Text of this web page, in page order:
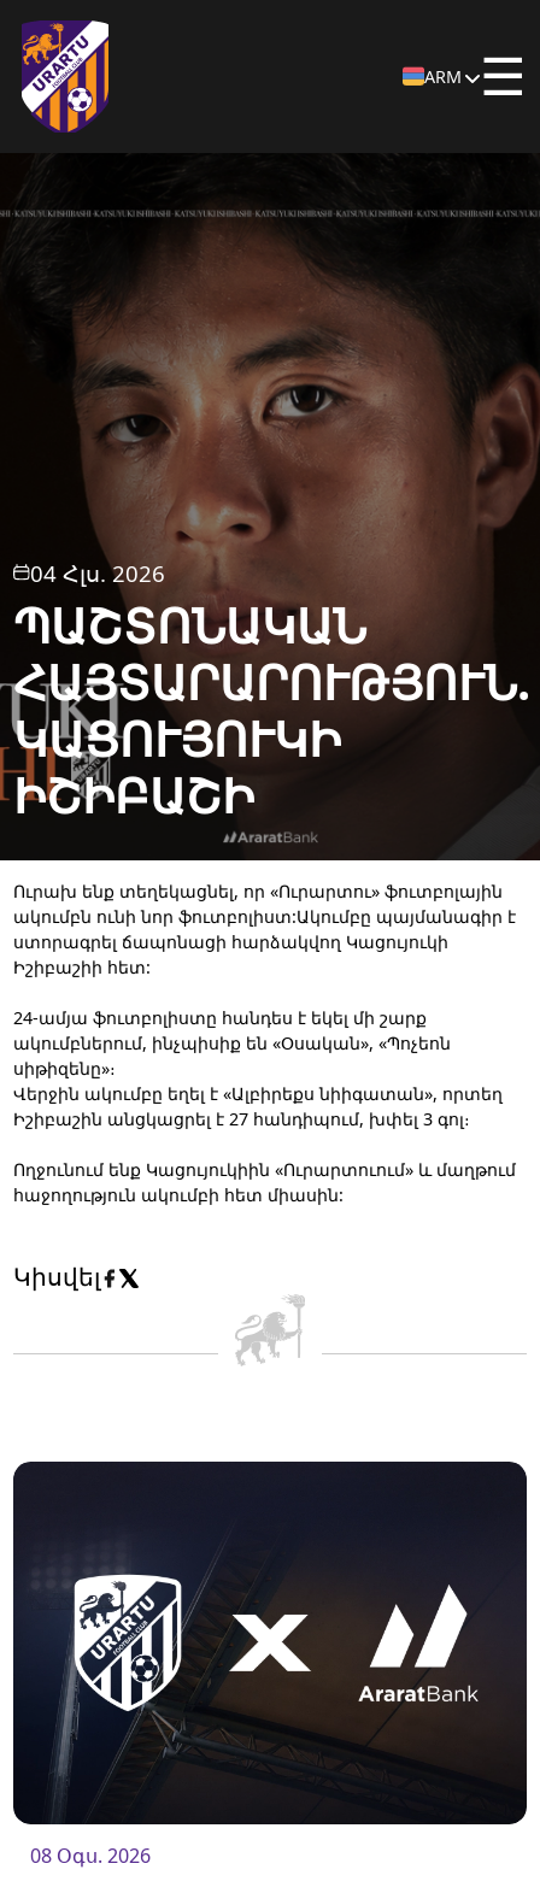
ARM ☰
04 Հլս. 2026
ՊԱՇՏՈՆԱԿԱՆ
ՀԱՅՏԱՐԱՐՈՒԹՅՈՒՆ.
ԿԱՑՈՒՅՈՒԿԻ
ԻՇԻԲԱՇԻ
Ուրախ ենք տեղեկացնել, որ «Ուրարտու» ֆուտբոլային
ակումբն ունի նոր ֆուտբոլիստ:Ակումբը պայմանագիր է
ստորագրել ճապոնացի հարձակվող Կացույուկի
Իշիբաշիի հետ:
24-ամյա ֆուտբոլիստը հանդես է եկել մի շարք
ակումբներում, ինչպիսիք են «Օսական», «Պոչեոն
սիթիզենը»։
Վերջին ակումբը եղել է «Ալբիրեքս նիիգատան», որտեղ
Իշիբաշին անցկացրել է 27 հանդիպում, խփել 3 գոլ։
Ողջունում ենք Կացույուկիին «Ուրարտուում» և մաղթում
հաջողություն ակումբի հետ միասին:
Կիսվել
08 Օգս. 2026